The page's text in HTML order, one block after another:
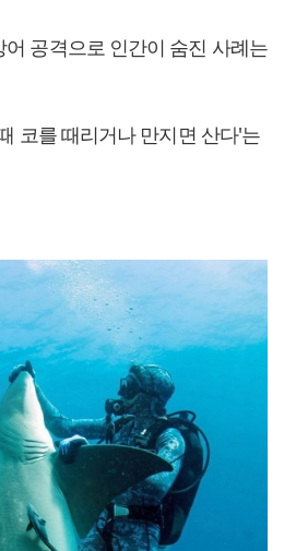
공격으로 인간이 숨진 사례는
코를 때리거나 만지면 산다'는